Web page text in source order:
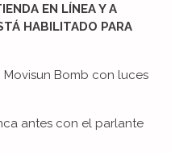
EN LÍNEA Y A
HABILITADO PARA
Bomb con luces
antes con el parlante